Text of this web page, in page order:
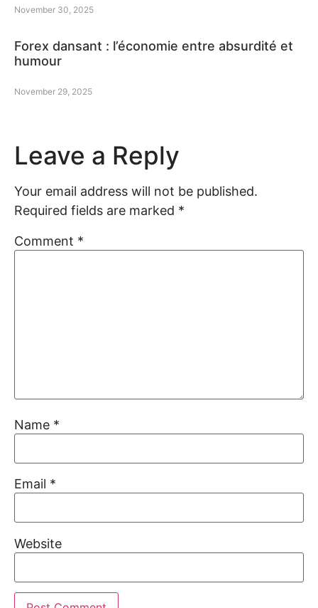
November 30, 2025
Forex dansant : l’économie entre absurdité et
humour
November 29, 2025
Leave a Reply
Your email address will not be published.
Required fields are marked *
Comment *
Name *
Email *
Website